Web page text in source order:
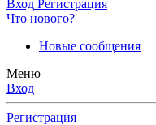
Вход Регистрация
Что нового?
Новые сообщения
Меню
Вход
Регистрация